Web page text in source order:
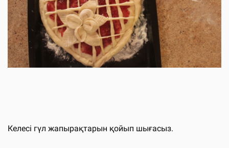
Келесі гүл жапырақтарын қойып шығасыз.